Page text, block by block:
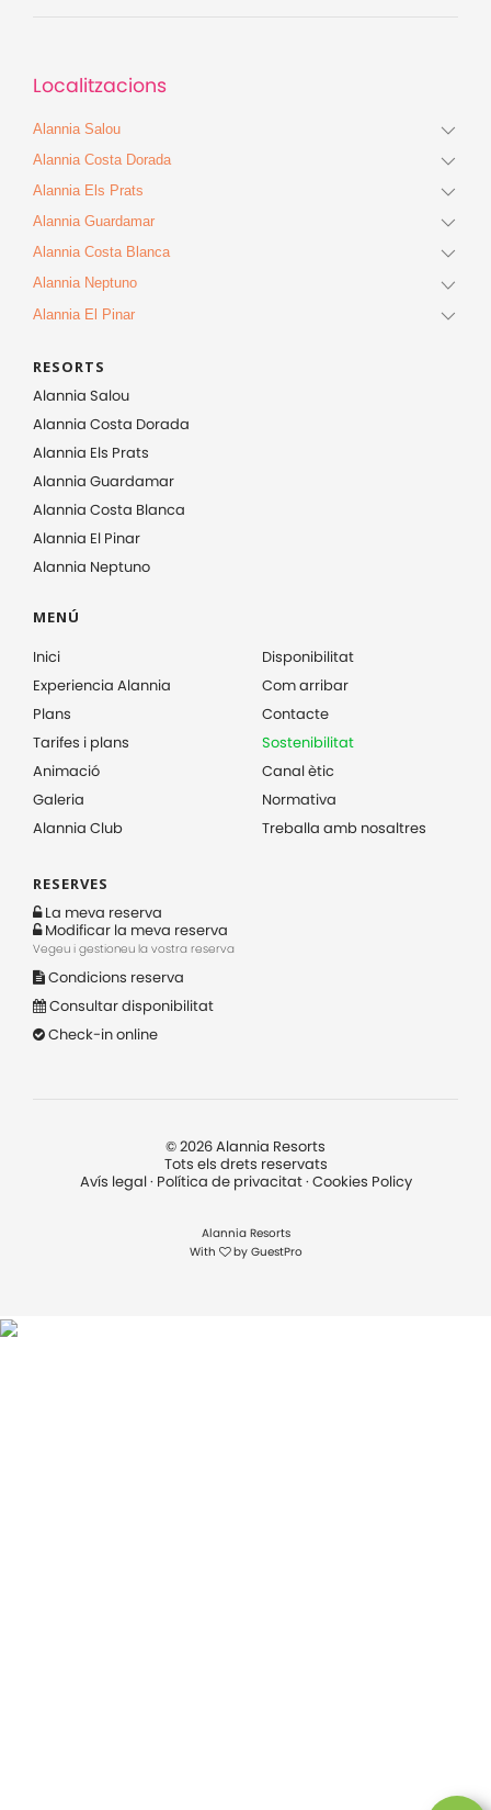
Localitzacions
Alannia Salou
Alannia Costa Dorada
Alannia Els Prats
Alannia Guardamar
Alannia Costa Blanca
Alannia Neptuno
Alannia El Pinar
RESORTS
Alannia Salou
Alannia Costa Dorada
Alannia Els Prats
Alannia Guardamar
Alannia Costa Blanca
Alannia El Pinar
Alannia Neptuno
MENÚ
Inici
Experiencia Alannia
Plans
Tarifes i plans
Animació
Galeria
Alannia Club
Disponibilitat
Com arribar
Contacte
Sostenibilitat
Canal ètic
Normativa
Treballa amb nosaltres
RESERVES
La meva reserva
Modificar la meva reserva
Vegeu i gestioneu la vostra reserva
Condicions reserva
Consultar disponibilitat
Check-in online
©2026Alannia Resorts
Tots els drets reservats
Avís legal· Política de privacitat· Cookies Policy
Alannia Resorts
With
by GuestPro